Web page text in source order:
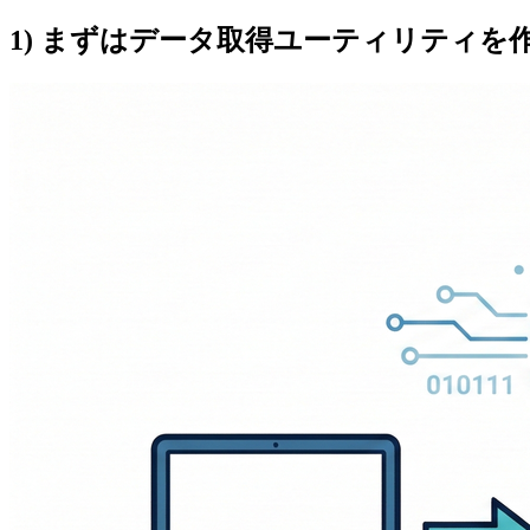
1) まずはデータ取得ユーティリティを